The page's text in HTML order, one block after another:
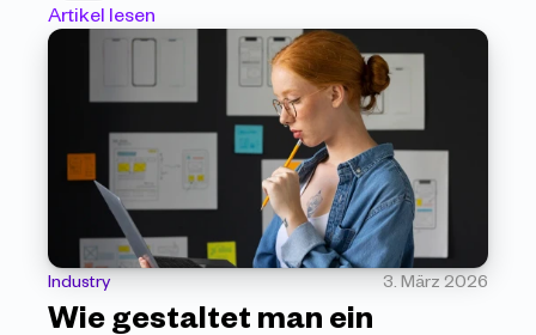
Artikel lesen
Industry 3. März 2026
Wie gestaltet man ein